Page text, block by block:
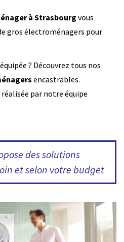
à Strasbourg vous
gros électroménagers pour
? Découvrez tous nos
encastrables.
par notre équipe
des solutions
et selon votre budget